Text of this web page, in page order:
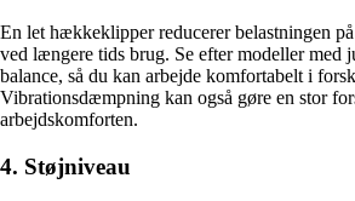
En let hækkeklipper reducerer belastningen
ved længere tids brug. Se efter modeller med
balance, så du kan arbejde komfortabelt i
Vibrationsdæmpning kan også gøre en stor
arbejdskomforten.
4. Støjniveau